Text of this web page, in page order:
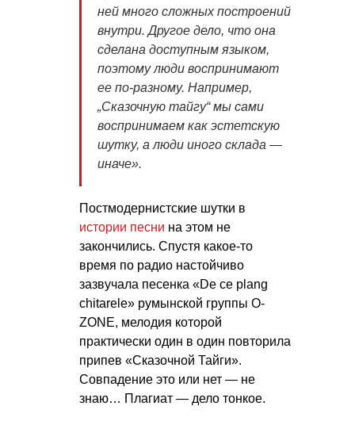
ней много сложных построений
внутри. Другое дело, что она
сделана доступным языком,
поэтому люди воспринимают
ее по-разному. Например,
„Сказочную тайгу“ мы сами
воспринимаем как эстетскую
шутку, а люди иного склада —
иначе».
Постмодернистские шутки в
истории песни на этом не
закончились. Спустя какое-то
время по радио настойчиво
зазвучала песенка «De ce plang
chitarele» румынской группы O-
ZONE, мелодия которой
практически один в один повторила
припев «Сказочной Тайги».
Совпадение это или нет — не
знаю… Плагиат — дело тонкое.